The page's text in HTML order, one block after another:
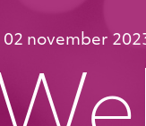
02 november